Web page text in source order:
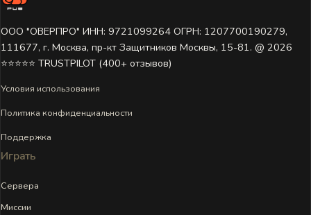
ООО "ОВЕРПРО" ИНН: 9721099264 ОГРН: 1207700190279,
111677, г. Москва, пр-кт Защитников Москвы, 15-81. @ 2026 ㅤ
⭐⭐⭐⭐⭐ TRUSTPILOT (400+ отзывов)
Условия использования
Политика конфиденциальности
Поддержка
Играть
Сервера
Миссии